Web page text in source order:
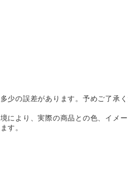
少の誤差があります。予めご了承
により、実際の商品との色、イメー
す。